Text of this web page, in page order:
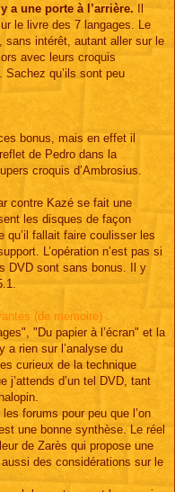
a une porte à l’arrière. Il
le livre des 7 langages. Le
sans intérêt, autant aller sur le
avec leurs croquis
Sachez qu’ils sont peu
bonus, mais en effet il
de Pedro dans la
croquis d’Ambrosius.
contre Kazé se fait une
les disques de façon
qu’il fallait faire coulisser les
L’opération n’est pas si
DVD sont sans bonus. Il y
(de mémoire) :
"Du papier à l’écran" et la
a rien sur l’analyse du
curieux de la technique
j’attends d’un tel DVD, tant
forums pour peu que l’on
une bonne synthèse. Le réel
de Zarès qui propose une
des considérations sur le